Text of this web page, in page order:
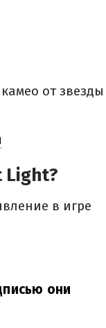
от звезды
Light?
в игре
они